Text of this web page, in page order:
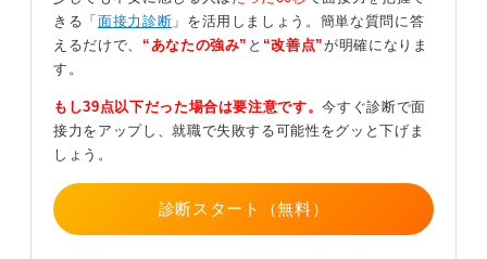
しかし、自分の望んでいる就職先に就職して「こうなり
たいな」という思いが少しでもあるならば、それなりの
準備は必要です。
自分がどんな人なのか、どういうことをやっていきたい
のかなどは、最低限明確にしておきましょう。
の一歩という視点を持つことで、モチベーションも上が
るのではないでしょうか。
きる「 面接力診断 」を活用しましょう。簡単な質問に答
えるだけで、 “あなたの強み” と “改善点”が明確になりま
す。
もし39点以下だった場合は要注意です。今すぐ診断で面
接力をアップし、就職で失敗する可能性をグッと下げま
しょう。
診断スタート（無料）